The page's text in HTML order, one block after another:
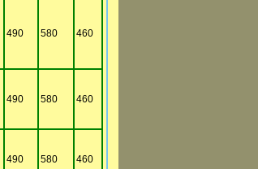
490 580 460
490 580 460
490 580 460